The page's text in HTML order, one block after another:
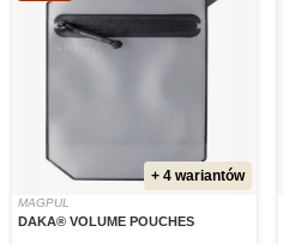
+ 4 wariantów
MAGPUL
DAKA® VOLUME POUCHES